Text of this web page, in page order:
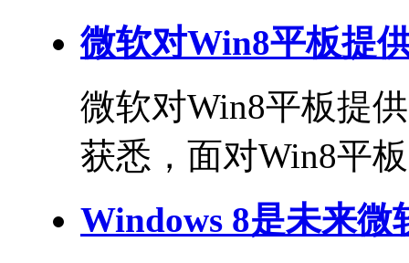
微软对Win8平板提
微软对Win8平板提
获悉，面对Win8平
Windows 8是未来微